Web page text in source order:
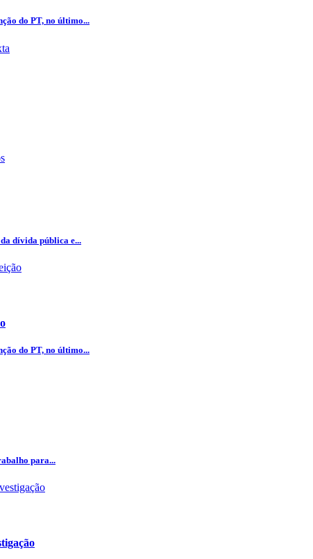
do PT, no último...
dívida pública e...
do PT, no último...
para...